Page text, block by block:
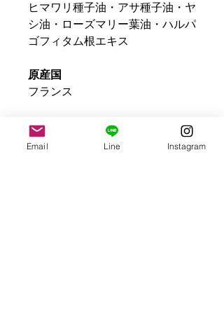
ヒマワリ種子油・アサ種子油・ヤ
シ油・ローズマリー葉油・ハルパ
ゴフィタム根エキス
原産国
フランス
容量
15ml
Email Line Instagram